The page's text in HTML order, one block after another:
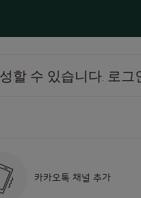
할 수 있습니다. 로그
카카오톡 채널 추가